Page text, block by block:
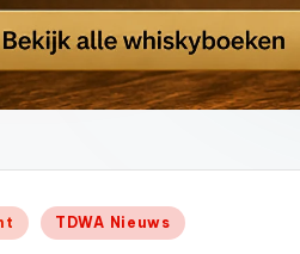
TDWA Nieuws